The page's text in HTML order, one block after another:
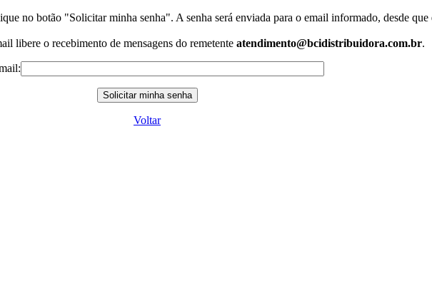
no botão "Solicitar minha senha". A senha será enviada para o email informado, desde que
libere o recebimento de mensagens do remetente atendimento@bcidistribuidora.com.br.
Voltar